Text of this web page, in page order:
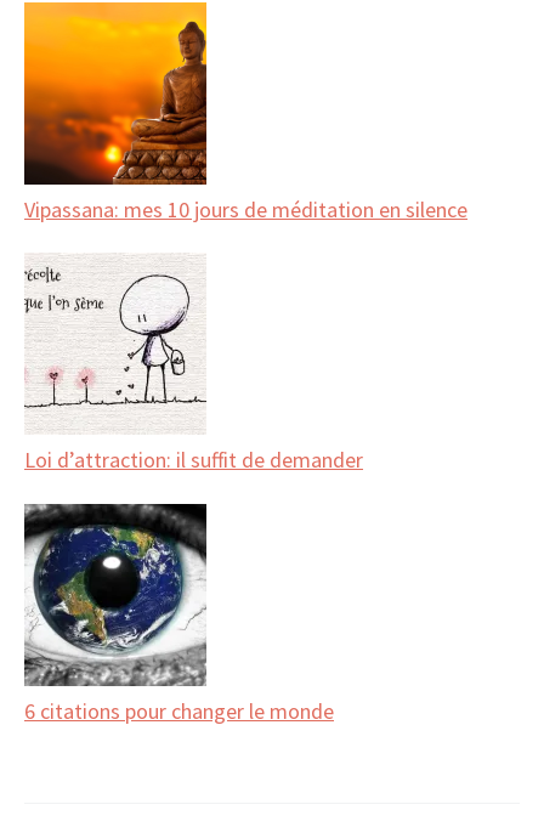
Vipassana: mes 10 jours de méditation en silence
Loi d’attraction: il suffit de demander
6 citations pour changer le monde